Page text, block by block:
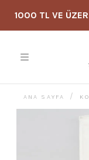
1000 TL VE
ANA SAYFA